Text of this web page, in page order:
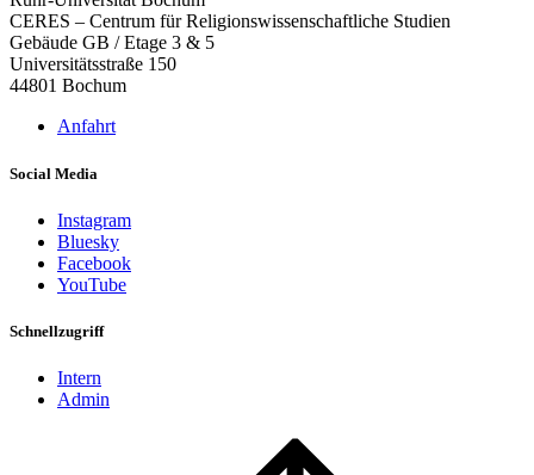
CERES – Centrum für Religionswissenschaftliche Studien
Gebäude GB / Etage 3 & 5
Universitätsstraße 150
44801 Bochum
Anfahrt
Social Media
Instagram
Bluesky
Facebook
YouTube
Schnellzugriff
Intern
Admin